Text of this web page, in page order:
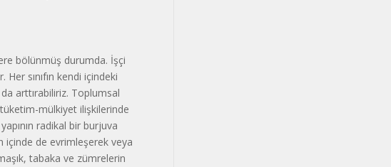
bölünmüş durumda. İşçi
Her sınıfın kendi içindeki
arttırabiliriz. Toplumsal
mülkiyet ilişkilerinde
radikal bir burjuva
içinde de evrimleşerek veya
tabaka ve zümrelerin